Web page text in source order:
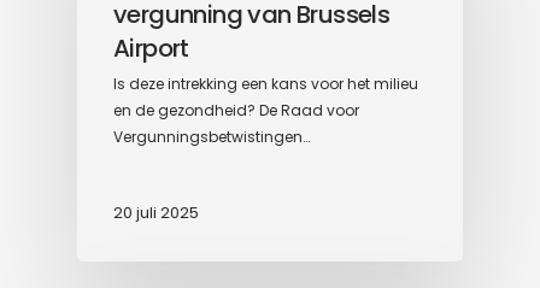
vergunning van Brussels
Airport
Is deze intrekking een kans voor het milieu
en de gezondheid? De Raad voor
Vergunningsbetwistingen…
20 juli 2025